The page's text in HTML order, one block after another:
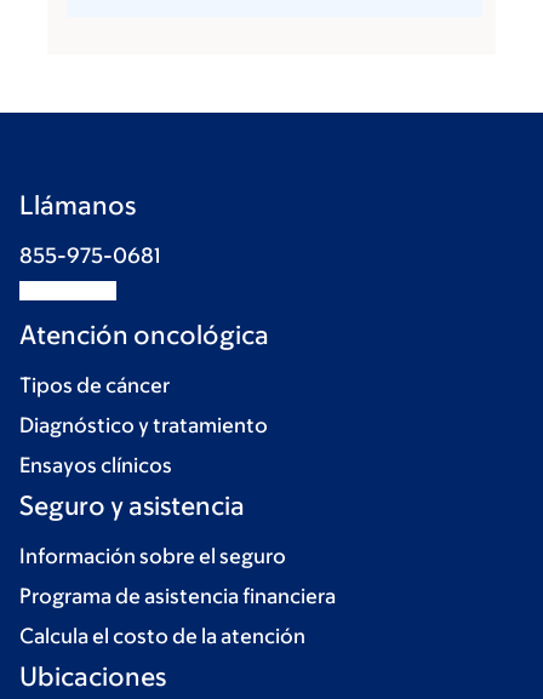
Llámanos
855-975-0681
Atención oncológica
Tipos de cáncer
Diagnóstico y tratamiento
Ensayos clínicos
Seguro y asistencia
Información sobre el seguro
Programa de asistencia financiera
Calcula el costo de la atención
Ubicaciones